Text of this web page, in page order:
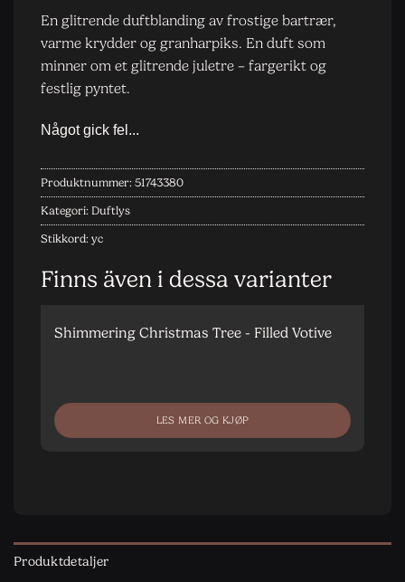
Produktdetaljer
En glitrende duftblanding av frostige bartrær,
varme krydder og granharpiks. En duft som
minner om et glitrende juletre – fargerikt og
festlig pyntet.
Produktnummer: 51743380
Kategori: Duftlys
Stikkord: yc
Finns även i dessa varianter
Shimmering Christmas Tree - Filled Votive
LES MER OG KJØP